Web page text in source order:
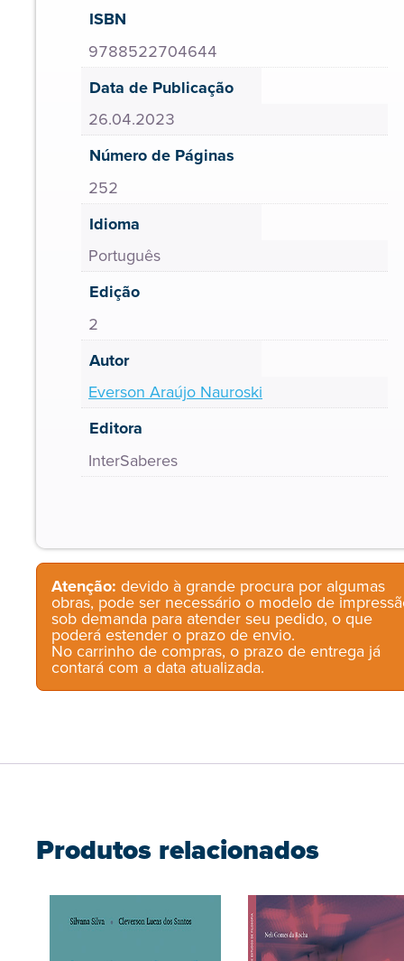
ISBN
9788522704644
Data de Publicação
26.04.2023
Número de Páginas
252
Idioma
Português
Edição
2
Autor
Everson Araújo Nauroski
Editora
InterSaberes
Atenção: devido à grande procura por algumas
obras, pode ser necessário o modelo de
sob demanda para atender seu pedido, o que
poderá estender o prazo de envio.
No carrinho de compras, o prazo de entrega já
contará com a data atualizada.
Produtos relacionados